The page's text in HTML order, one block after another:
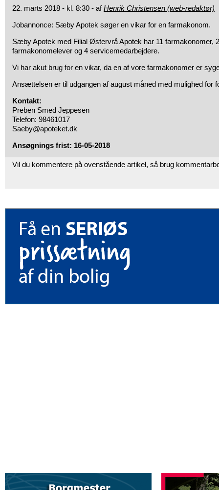
22. marts 2018 - kl. 8:30 - afHenrik Christensen (web-redaktør)
Jobannonce: Sæby Apotek søger en vikar for en farmakonom.
Sæby Apotek med Filial Østervrå Apotek har 11 farmakonomer,
farmakonomelever og 4 servicemedarbejdere.
Vi har akut brug for en vikar, da en af vore farmakonomer er
Ansættelsen er til udgangen af august måned med mulighed for
Kontakt:
Preben Smed Jeppesen
Telefon: 98461017
Saeby@apoteket.dk
Ansøgnings frist: 16-05-2018
Vil du kommentere på ovenstående artikel, så brug